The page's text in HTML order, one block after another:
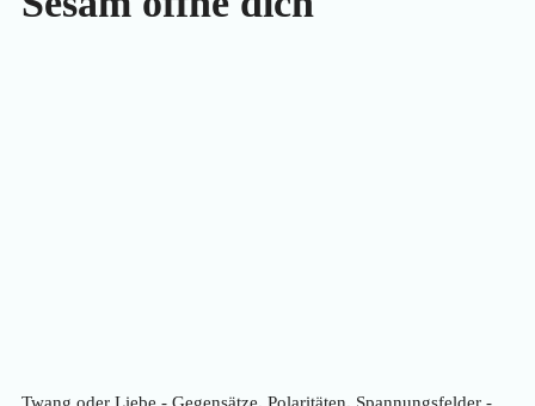
Twang oder Liebe - Gegensätze, Polaritäten, Spannungsfelder -